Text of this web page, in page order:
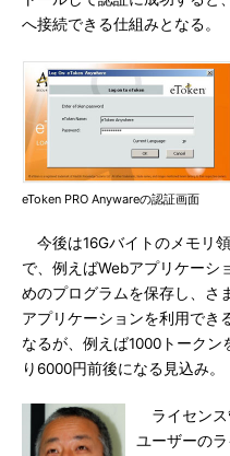
へ接続できる仕組みとなる。
eToken PRO Anywareの認証画面
今後は16Gバイトのメモリ
で、例えばWebアプリケーシ
めのプログラムを保存し、さ
アプリケーションを利用でき
なるが、例えば1000トークン
り6000円前後になる見込み。
ライセンス
ユーザーの